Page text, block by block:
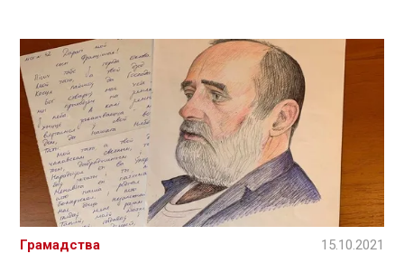
Грамадства 15.10.2021